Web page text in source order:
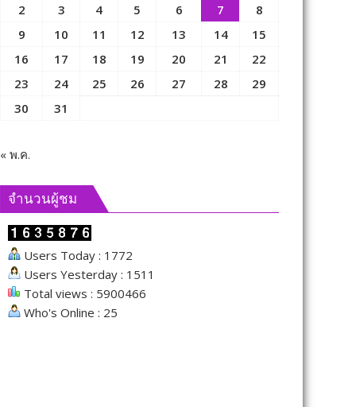
2
3 4 5 6 7
8
9
10 11 12 13 14
15
16
17 18 19 20 21
22
23
24 25 26 27 28
29
30
31
« พ.ค.
จำนวนผู้ชม
Users Today : 1772
Users Yesterday : 1511
Total views : 5900466
Who's Online : 25